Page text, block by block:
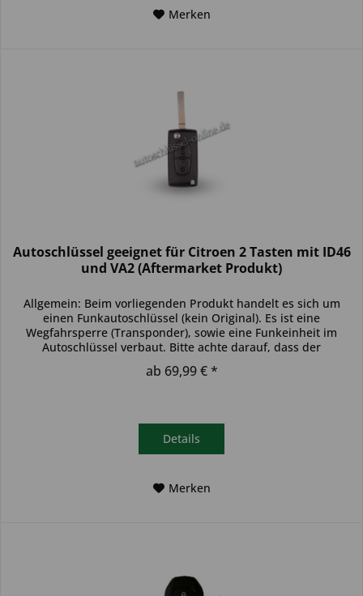
Merken
Autoschlüssel geeignet für Citroen 2 Tasten mit ID46
und VA2 (Aftermarket Produkt)
Allgemein: Beim vorliegenden Produkt handelt es sich um
einen Funkautoschlüssel (kein Original). Es ist eine
Wegfahrsperre (Transponder), sowie eine Funkeinheit im
Autoschlüssel verbaut. Bitte achte darauf, dass der
Autoschlüssel deinem...
ab 69,99 € *
Details
Merken